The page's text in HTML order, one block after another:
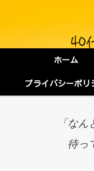
ホーム
プライバシーポリ
「な
待っ